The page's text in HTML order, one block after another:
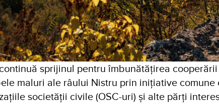
sprijinul pentru îmbunătățirea
maluri ale râului Nistru prin inițiative comune
societății civile (OSC-uri) și alte părți